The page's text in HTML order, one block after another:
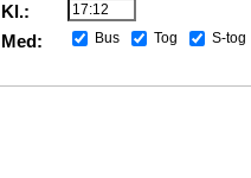
Kl.:
Med:
Bus Tog S-tog